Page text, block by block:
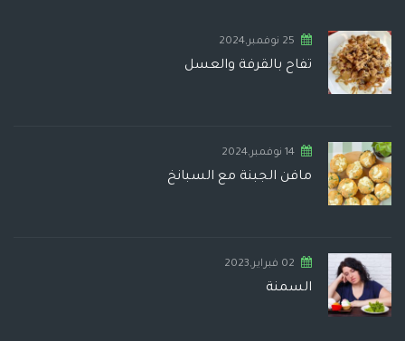
25 نوفمبر,2024
تفاح بالقرفة والعسل
14 نوفمبر,2024
مافن الجبنة مع السبانخ
02 فبراير,2023
السمنة